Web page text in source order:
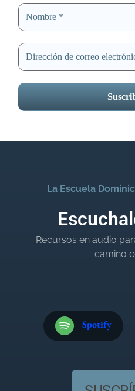
La Escuela
Recursos en audio
camino
Spotify